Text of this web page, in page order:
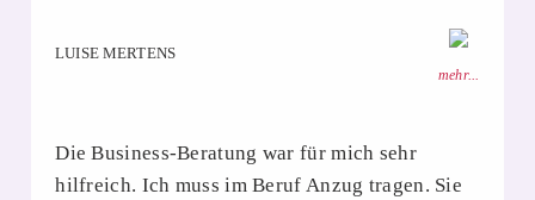
LUISE MERTENS
mehr...
Die Business-Beratung war für mich sehr
hilfreich. Ich muss im Beruf Anzug tragen. Sie